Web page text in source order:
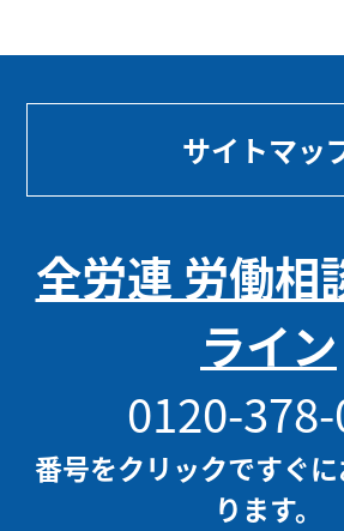
サイトマッ
全労連 労働相
ライン
0120-
番号をクリックですぐ
ります。